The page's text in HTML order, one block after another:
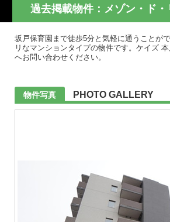
過去掲載物件：メゾン・ド
坂戸保育園まで徒歩5分と気軽に通うことが
リなマンションタイプの物件です。ケイズ
へお問い合わせください。
物件写真 PHOTO GALLERY